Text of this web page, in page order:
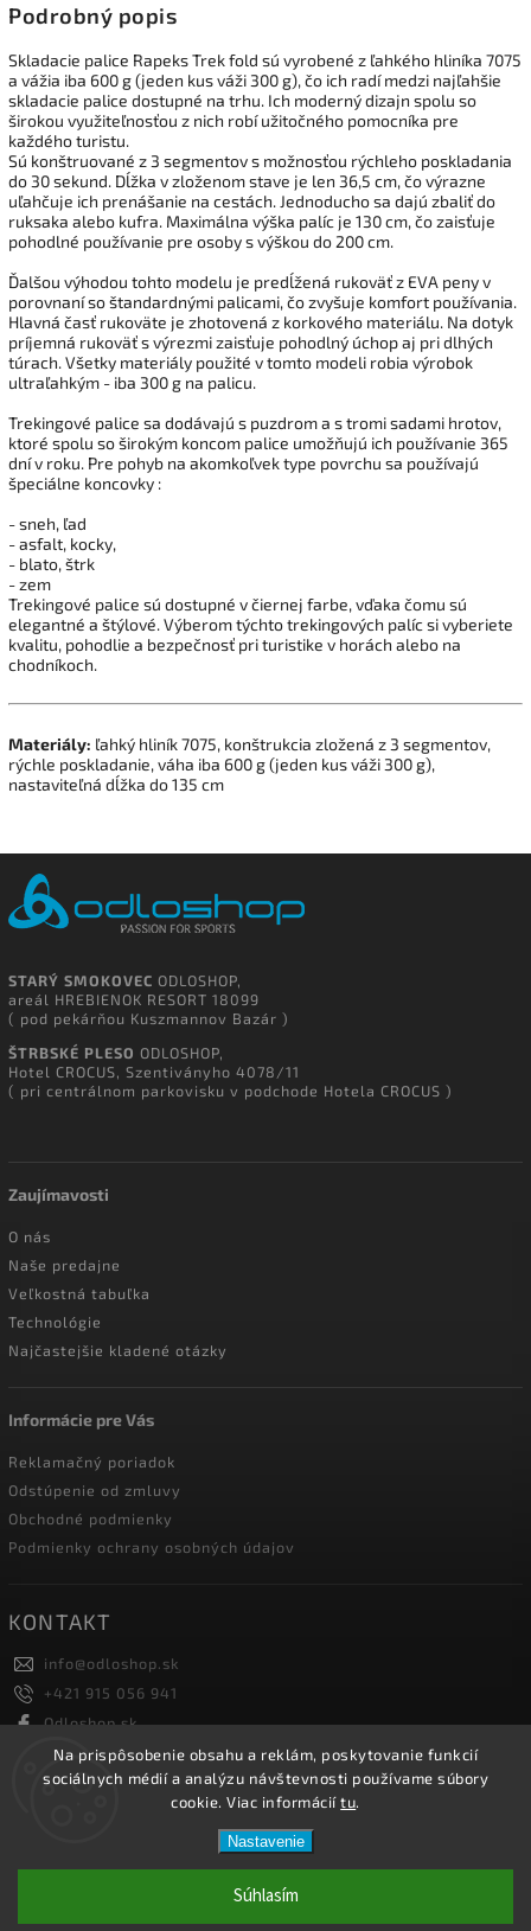
Na prispôsobenie obsahu a reklám, poskytovanie funkcií
sociálnych médií a analýzu návštevnosti používame súbory
cookie. Viac informáciítu.
Nastavenie
Súhlasím
Podrobný popis
Skladacie palice Rapeks Trek fold sú vyrobené z ľahkého hliníka 7075
a vážia iba 600 g (jeden kus váži 300 g), čo ich radí medzi najľahšie
skladacie palice dostupné na trhu. Ich moderný dizajn spolu so
širokou využiteľnosťou z nich robí užitočného pomocníka pre
každého turistu.
Sú konštruované z 3 segmentov s možnosťou rýchleho poskladania
do 30 sekund. Dĺžka v zloženom stave je len 36,5 cm, čo výrazne
uľahčuje ich prenášanie na cestách. Jednoducho sa dajú zbaliť do
ruksaka alebo kufra. Maximálna výška palíc je 130 cm, čo zaisťuje
pohodlné používanie pre osoby s výškou do 200 cm.
Ďalšou výhodou tohto modelu je predĺžená rukoväť z EVA peny v
porovnaní so štandardnými palicami, čo zvyšuje komfort používania.
Hlavná časť rukoväte je zhotovená z korkového materiálu. Na dotyk
príjemná rukoväť s výrezmi zaisťuje pohodlný úchop aj pri dlhých
túrach. Všetky materiály použité v tomto modeli robia výrobok
ultraľahkým - iba 300 g na palicu.
Trekingové palice sa dodávajú s puzdrom a s tromi sadami hrotov,
ktoré spolu so širokým koncom palice umožňujú ich používanie 365
dní v roku. Pre pohyb na akomkoľvek type povrchu sa používajú
špeciálne koncovky :
- sneh, ľad
- asfalt, kocky,
- blato, štrk
- zem
Trekingové palice sú dostupné v čiernej farbe, vďaka čomu sú
elegantné a štýlové. Výberom týchto trekingových palíc si vyberiete
kvalitu, pohodlie a bezpečnosť pri turistike v horách alebo na
chodníkoch.
Materiály: ľahký hliník 7075, konštrukcia zložená z 3 segmentov,
rýchle poskladanie, váha iba 600 g (jeden kus váži 300 g),
nastaviteľná dĺžka do 135 cm
STARÝ SMOKOVEC ODLOSHOP,
areál HREBIENOK RESORT 18099
( pod pekárňou Kuszmannov Bazár )
ŠTRBSKÉ PLESO ODLOSHOP,
Hotel CROCUS, Szentiványho 4078/11
( pri centrálnom parkovisku v podchode Hotela CROCUS )
Zaujímavosti
O nás
Naše predajne
Veľkostná tabuľka
Technológie
Najčastejšie kladené otázky
Informácie pre Vás
Reklamačný poriadok
Odstúpenie od zmluvy
Obchodné podmienky
Podmienky ochrany osobných údajov
KONTAKT
info@odloshop.sk
+421 915 056 941
Odloshop.sk
odloshoppremiumsportfashion
ODLOSHOP. Všetky práva vyhradené.
Upraviť nastavenie cookies
Netmedia s.r.o.